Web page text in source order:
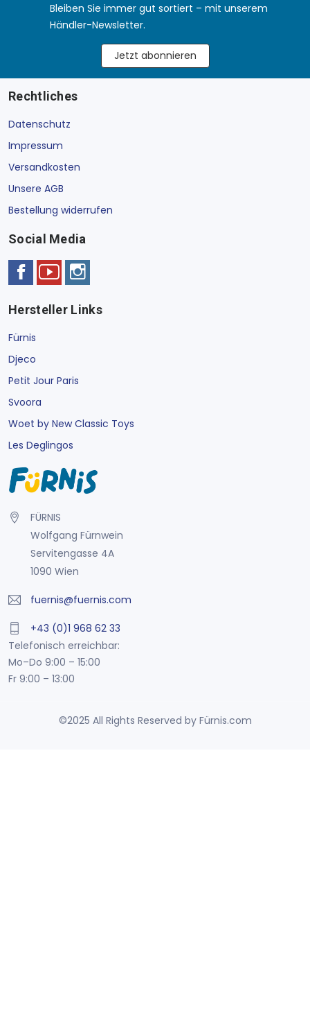
Bleiben Sie immer gut sortiert – mit unserem
Händler-Newsletter.
Jetzt abonnieren
Rechtliches
Datenschutz
Impressum
Versandkosten
Unsere AGB
Bestellung widerrufen
Social Media
Hersteller Links
Fürnis
Djeco
Petit Jour Paris
Svoora
Woet by New Classic Toys
Les Deglingos
FÜRNIS
Wolfgang Fürnwein
Servitengasse 4A
1090 Wien
fuernis@fuernis.com
+43 (0)1 968 62 33
Telefonisch erreichbar:
Mo–Do 9:00 – 15:00
Fr 9:00 – 13:00
©2025 All Rights Reserved by Fürnis.com